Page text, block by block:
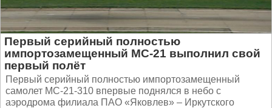
Первый серийный полностью
импортозамещенный МС-21 выполнил свой
первый полёт
Первый серийный полностью импортозамещенный
самолет МС-21-310 впервые поднялся в небо с
аэродрома филиала ПАО «Яковлев» – Иркутского